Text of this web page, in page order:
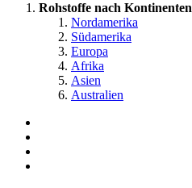
Rohstoffe nach Kontinenten
Nordamerika
Südamerika
Europa
Afrika
Asien
Australien